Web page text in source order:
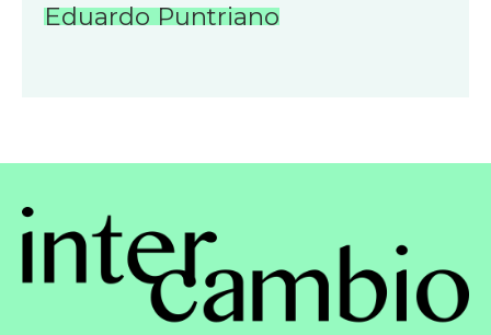
Eduardo Puntriano